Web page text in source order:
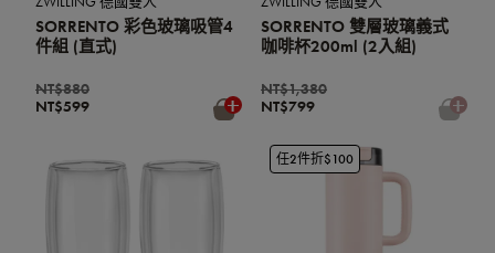
SORRENTO 彩色玻璃吸管4
件組 (直式)
NT$599
NT$880
SORRENTO 雙層玻璃義式
咖啡杯200ml (2入組)
NT$799
NT$1,380
任2件折$100